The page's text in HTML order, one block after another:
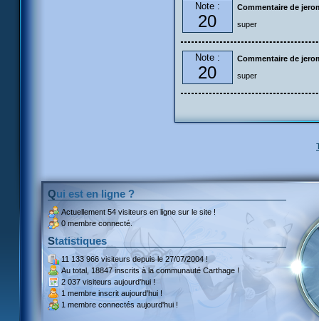
Note :
20
Commentaire de
super
Note :
20
Commentaire de
super
Qui est en ligne ?
Actuellement 54 visiteurs en ligne sur le site !
0 membre connecté.
Statistiques
11 133 966 visiteursdepuis le 27/07/2004 !
Au total, 18847 inscritsà la communauté Carthage !
2 037 visiteurs aujourd'hui !
1 membre inscrit aujourd'hui !
1 membre connectés aujourd'hui !